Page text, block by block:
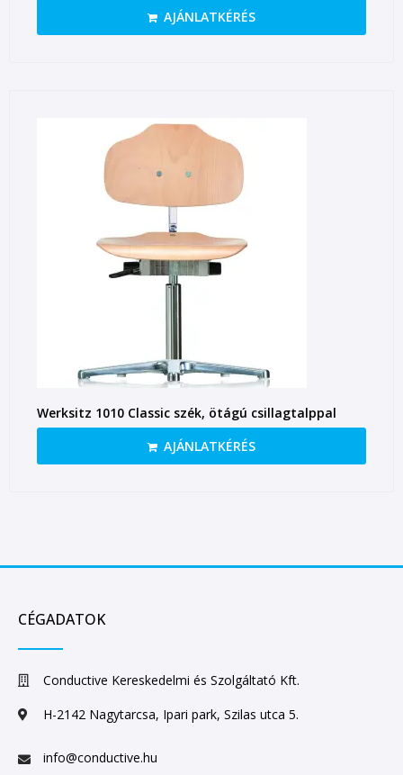
AJÁNLATKÉRÉS
Werksitz 1010 Classic szék, ötágú csillagtalppal
AJÁNLATKÉRÉS
CÉGADATOK
Conductive Kereskedelmi és Szolgáltató Kft.
H-2142 Nagytarcsa, Ipari park, Szilas utca 5.
info@conductive.hu